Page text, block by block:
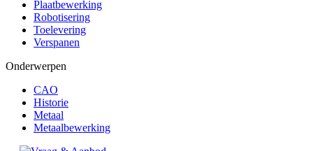
Plaatbewerking
Robotisering
Toelevering
Verspanen
Onderwerpen
CAO
Historie
Metaal
Metaalbewerking